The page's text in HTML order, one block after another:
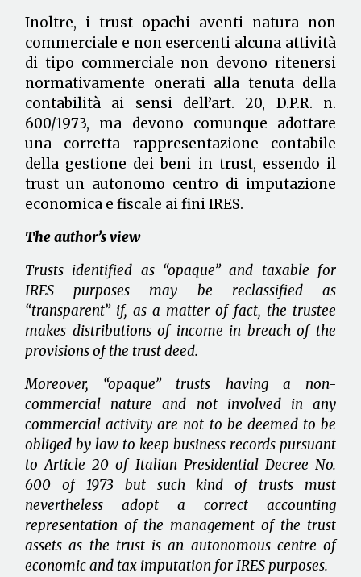
Inoltre, i trust opachi aventi natura non
commerciale e non esercenti alcuna attività
di tipo commerciale non devono ritenersi
normativamente onerati alla tenuta della
contabilità ai sensi dell’art. 20, D.P.R. n.
600/1973, ma devono comunque adottare
una corretta rappresentazione contabile
della gestione dei beni in trust, essendo il
trust un autonomo centro di imputazione
economica e fiscale ai fini IRES.
The author’s view
Trusts identified as “opaque” and taxable for
IRES purposes may be reclassified as
“transparent” if, as a matter of fact, the trustee
makes distributions of income in breach of the
provisions of the trust deed.
Moreover, “opaque” trusts having a non-
commercial nature and not involved in any
commercial activity are not to be deemed to be
obliged by law to keep business records pursuant
to Article 20 of Italian Presidential Decree No.
600 of 1973 but such kind of trusts must
nevertheless adopt a correct accounting
representation of the management of the trust
assets as the trust is an autonomous centre of
economic and tax imputation for IRES purposes.